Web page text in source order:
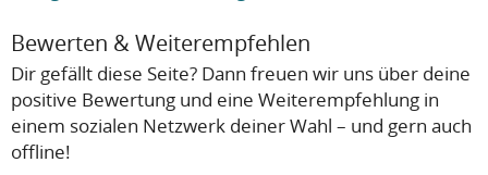
Bewerten & Weiterempfehlen
Dir gefällt diese Seite? Dann freuen wir uns über deine
positive Bewertung und eine Weiterempfehlung in
einem sozialen Netzwerk deiner Wahl – und gern auch
offline!